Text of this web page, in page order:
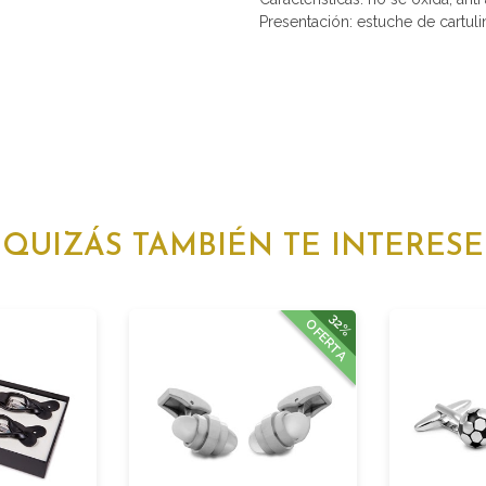
Presentación: estuche de
QUIZÁS TAMBIÉN TE INTERESE
32%
OFERTA